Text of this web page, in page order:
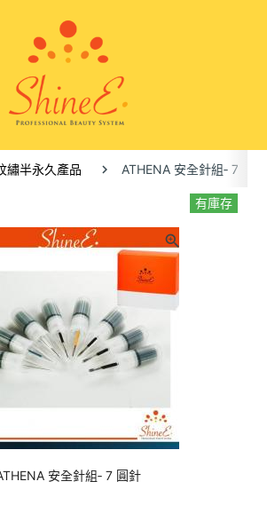
繡半永久產品 ATHENA 安全針組‐ 7 圓針
有庫存
安全針組‐ 7 圓針